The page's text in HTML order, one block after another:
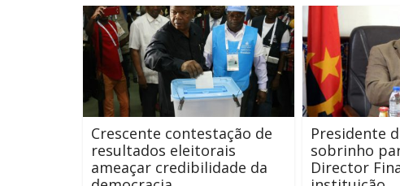
Crescente contestação de
resultados eleitorais
ameaçar credibilidade da
Presidente
sobrinho
Director